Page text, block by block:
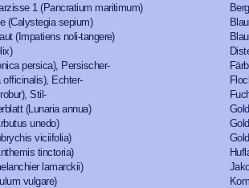
1 (Pancratium maritimum)
(Calystegia sepium)
(Impatiens noli-tangere)
persica), Persischer-
officinalis), Echter-
Stil-
(Lunaria annua)
unedo)
viciifolia)
tinctoria)
lamarckii)
vulgare)